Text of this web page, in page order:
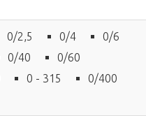
0/2,5 0/4
0/6
0/40
0/60
0 - 315
0/400